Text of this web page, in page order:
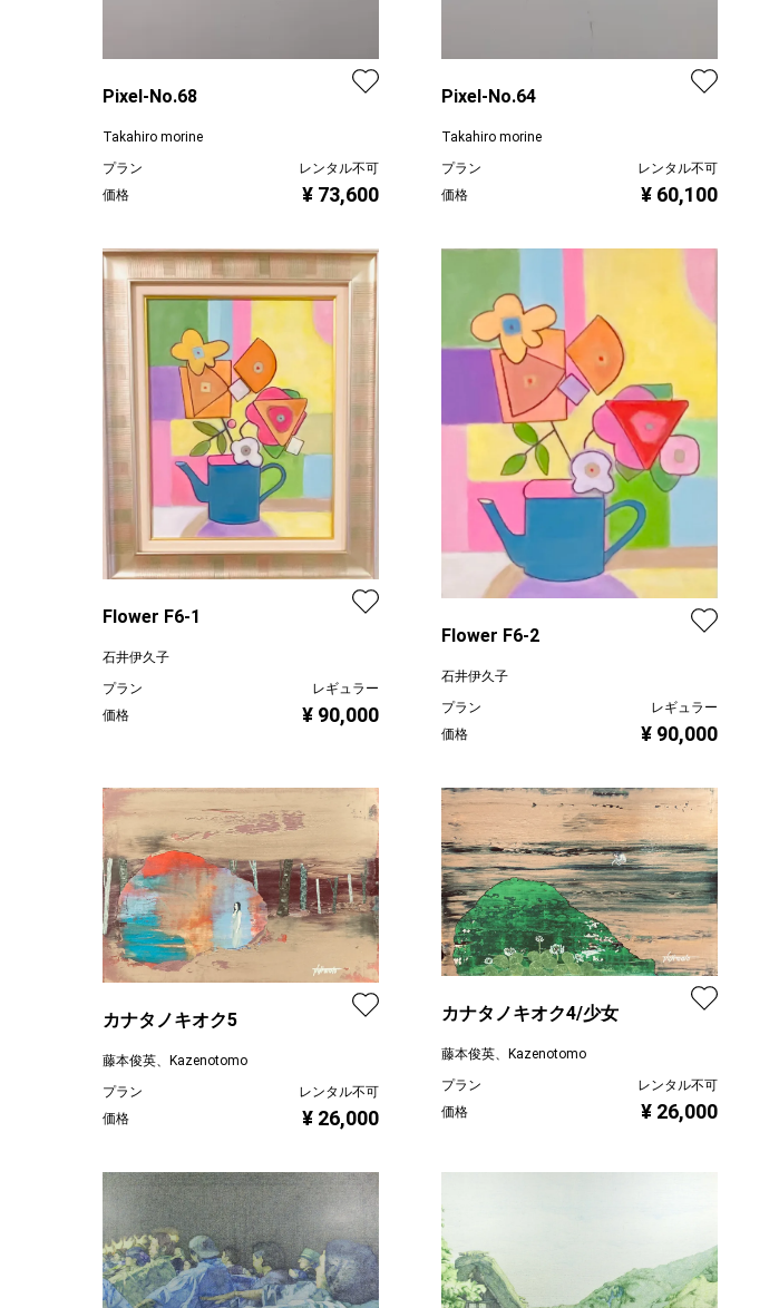
Pixel-No.68
Takahiro morine
プラン
レンタル不可
価格
¥ 73,600
Pixel-No.64
Takahiro morine
プラン
レンタル不可
価格
¥ 60,100
Flower F6-1
石井伊久子
プラン
レギュラー
価格
¥ 90,000
Flower F6-2
石井伊久子
プラン
レギュラー
価格
¥ 90,000
カナタノキオク5
藤本俊英、Kazenotomo
プラン
レンタル不可
価格
¥ 26,000
カナタノキオク4/少女
藤本俊英、Kazenotomo
プラン
レンタル不可
価格
¥ 26,000